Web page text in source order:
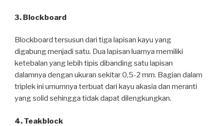
3. Blockboard
Blockboard tersusun dari tiga lapisan kayu yang
digabung menjadi satu. Dua lapisan luarnya memiliki
ketebalan yang lebih tipis dibanding satu lapisan
dalamnya dengan ukuran sekitar 0,5-2 mm. Bagian dalam
triplek ini umumnya terbuat dari kayu akasia dan meranti
yang solid sehingga tidak dapat dilengkungkan.
4. Teakblock